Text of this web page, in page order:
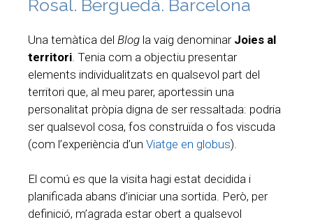
Rosal. Berguedà. Barcelona
Una temàtica del Blog la vaig denominar Joies al
territori . Tenia com a objectiu presentar
elements individualitzats en qualsevol part del
territori que, al meu parer, aportessin una
personalitat pròpia digna de ser ressaltada: podria
ser qualsevol cosa, fos construïda o fos viscuda
(com l’experiència d’un Viatge en globus).
El comú es que la visita hagi estat decidida i
planificada abans d’iniciar una sortida. Però, per
definició, m’agrada estar obert a qualsevol